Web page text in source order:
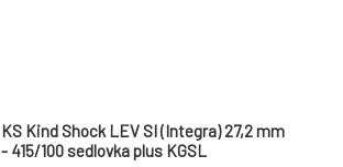
KS Kind Shock LEV SI (Integra) 27,2 mm
- 415/100 sedlovka plus KGSL